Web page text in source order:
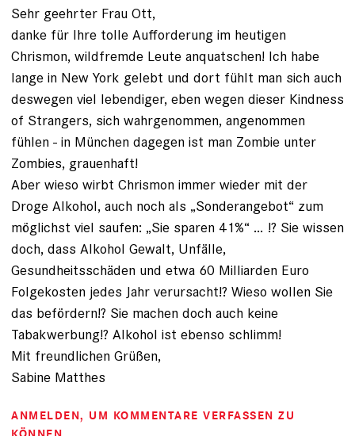
Sehr geehrter Frau Ott,
danke für Ihre tolle Aufforderung im heutigen
Chrismon, wildfremde Leute anquatschen! Ich habe
lange in New York gelebt und dort fühlt man sich auch
deswegen viel lebendiger, eben wegen dieser Kindness
of Strangers, sich wahrgenommen, angenommen
fühlen - in München dagegen ist man Zombie unter
Zombies, grauenhaft!
Aber wieso wirbt Chrismon immer wieder mit der
Droge Alkohol, auch noch als „Sonderangebot“ zum
möglichst viel saufen: „Sie sparen 41%“ … !? Sie wissen
doch, dass Alkohol Gewalt, Unfälle,
Gesundheitsschäden und etwa 60 Milliarden Euro
Folgekosten jedes Jahr verursacht!? Wieso wollen Sie
das befördern!? Sie machen doch auch keine
Tabakwerbung!? Alkohol ist ebenso schlimm!
Mit freundlichen Grüßen,
Sabine Matthes
ANMELDEN, UM KOMMENTARE VERFASSEN ZU